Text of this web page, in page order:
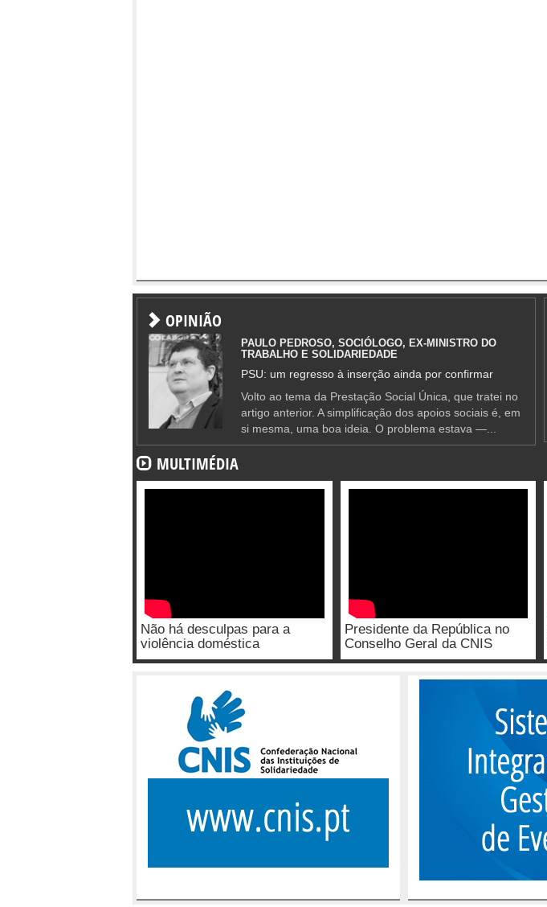
OPINIÃO
PAULO PEDROSO, SOCIÓLOGO, EX-MINISTRO DO
TRABALHO E SOLIDARIEDADE
PSU: um regresso à inserção ainda por confirmar
Volto ao tema da Prestação Social Única, que tratei no
artigo anterior. A simplificação dos apoios sociais é, em
si mesma, uma boa ideia. O problema estava —...
MULTIMÉDIA
Não há desculpas para a
violência doméstica
Presidente da República no
Conselho Geral da CNIS